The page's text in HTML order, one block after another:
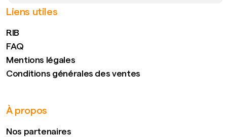
Liens utiles
RIB
FAQ
Mentions légales
Conditions générales des ventes
À propos
Nos partenaires